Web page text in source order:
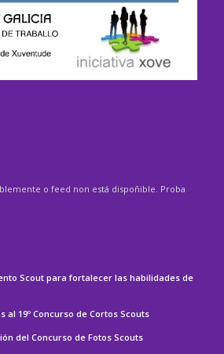
o feed non está dispoñible. Proba
Scout para fortalecer las habilidades de
al 19º Concurso de Cortos Scouts
del Concurso de Fotos Scouts